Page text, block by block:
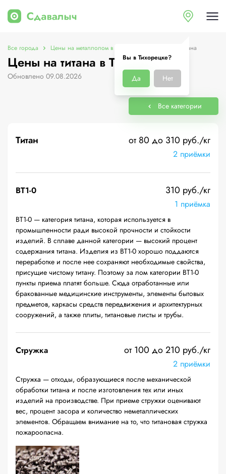
Вы в Тихорецке?
Да Нет
Все города Цены на металлолом в Тихорецке Цены на титана
Цены на титана в Тихорецке
Обновлено 09.08.2026
Все категории
Титан от 80 до 310 руб./кг
2 приёмки
ВТ1-0 310 руб./кг
1 приёмка
ВТ1-0 — категория титана, которая используется в
промышленности ради высокой прочности и стойкости
изделий. В сплаве данной категории — высокий процент
содержания титана. Изделия из ВТ1-0 хорошо поддаются
переработке и после нее сохраняют необходимые свойства,
присущие чистому титану. Поэтому за лом категории ВТ1-0
пункты приема платят больше. Сюда отработанные или
бракованные медицинские инструменты, элементы бытовых
предметов, каркасы средств передвижения и архитектурных
сооружений, а также плиты, титановые листы и трубы.
Стружка от 100 до 210 руб./кг
2 приёмки
Стружка — отходы, образующиеся после механической
обработки титана и после изготовления тех или иных
изделий на производстве. При приеме стружки оценивают
вес, процент засора и количество неметаллических
элементов. Обращаем внимание на то, что титановая стружка
пожароопасна.